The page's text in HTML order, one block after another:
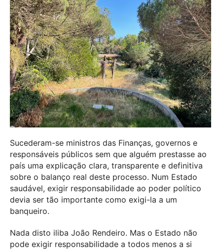
Sucederam-se ministros das Finanças, governos e
responsáveis públicos sem que alguém prestasse ao
país uma explicação clara, transparente e definitiva
sobre o balanço real deste processo. Num Estado
saudável, exigir responsabilidade ao poder político
devia ser tão importante como exigi-la a um
banqueiro.
Nada disto iliba João Rendeiro. Mas o Estado não
pode exigir responsabilidade a todos menos a si